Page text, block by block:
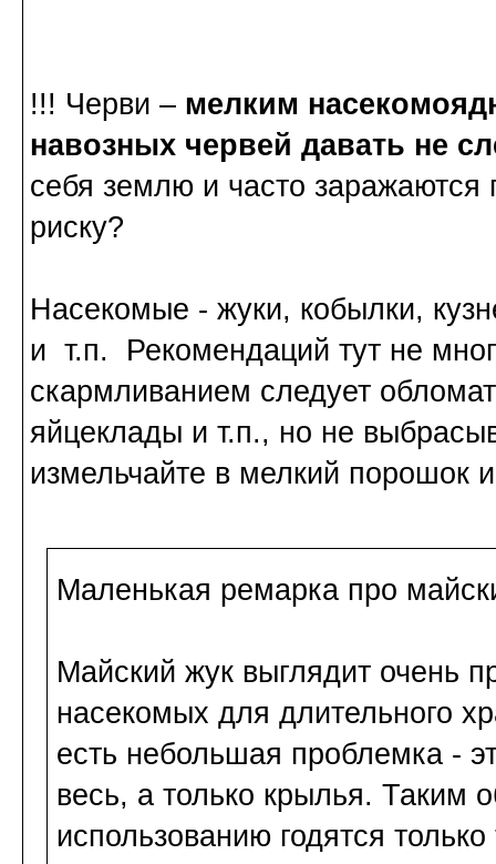
!!! Черви – мелким
навозных червей давать не
себя землю и часто заражаются
риску?
Насекомые - жуки, кобылки,
и т.п. Рекомендаций тут не
скармливанием следует
яйцеклады и т.п., но не
измельчайте в мелкий порошок
Маленькая ремарка про
Майский жук выглядит очень
насекомых для длительного
есть небольшая проблемка -
весь, а только крылья. Таким
использованию годятся